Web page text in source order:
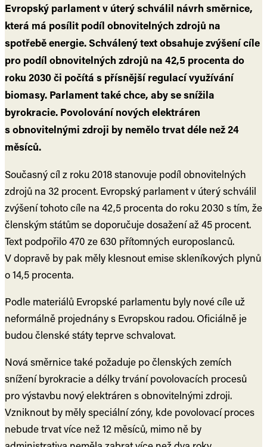
Evropský parlament v úterý schválil návrh směrnice,
která má posílit podíl obnovitelných zdrojů na
spotřebě energie. Schválený text obsahuje zvýšení cíle
pro podíl obnovitelných zdrojů na 42,5 procenta do
roku 2030 či počítá s přísnější regulací využívání
biomasy. Parlament také chce, aby se snížila
byrokracie. Povolování nových elektráren
s obnovitelnými zdroji by nemělo trvat déle než 24
měsíců.
Současný cíl z roku 2018 stanovuje podíl obnovitelných
zdrojů na 32 procent. Evropský parlament v úterý schválil
zvýšení tohoto cíle na 42,5 procenta do roku 2030 s tím, že
členským státům se doporučuje dosažení až 45 procent.
Text podpořilo 470 ze 630 přítomných europoslanců.
V dopravě by pak měly klesnout emise skleníkových plynů
o 14,5 procenta.
Podle materiálů Evropské parlamentu byly nové cíle už
neformálně projednány s Evropskou radou. Oficiálně je
budou členské státy teprve schvalovat.
Nová směrnice také požaduje po členských zemích
snížení byrokracie a délky trvání povolovacích procesů
pro výstavbu nový elektráren s obnovitelnými zdroji.
Vzniknout by měly speciální zóny, kde povolovací proces
nebude trvat více než 12 měsíců, mimo ně by